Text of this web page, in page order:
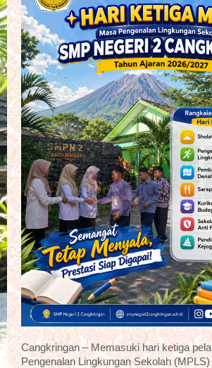
Cangkringan – Memasuki hari ketiga
Pengenalan Lingkungan Sekolah (MPLS)